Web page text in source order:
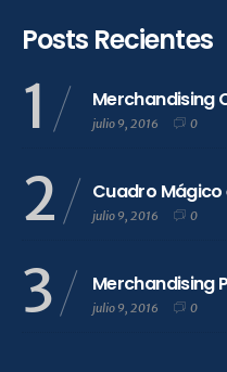
Posts Recientes
1 Merchandising
julio 9, 2016 0
2 Cuadro Mágico
julio 9, 2016 0
3 Merchandising
julio 9, 2016 0